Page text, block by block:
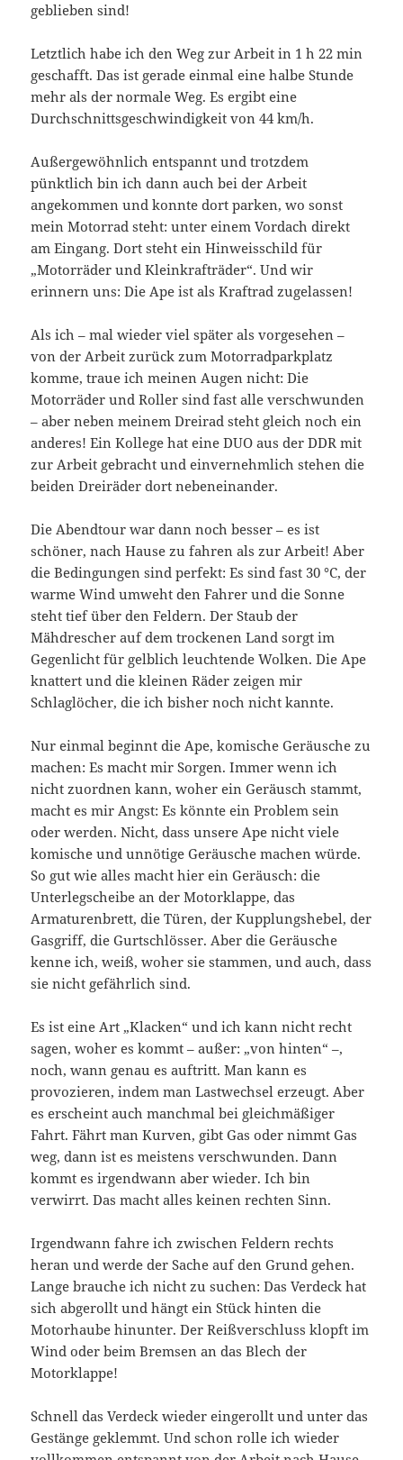
geblieben sind!
Letztlich habe ich den Weg zur Arbeit in 1 h 22 min
geschafft. Das ist gerade einmal eine halbe Stunde
mehr als der normale Weg. Es ergibt eine
Durchschnittsgeschwindigkeit von 44 km/h.
Außergewöhnlich entspannt und trotzdem
pünktlich bin ich dann auch bei der Arbeit
angekommen und konnte dort parken, wo sonst
mein Motorrad steht: unter einem Vordach direkt
am Eingang. Dort steht ein Hinweisschild für
„Motorräder und Kleinkrafträder“. Und wir
erinnern uns: Die Ape ist als Kraftrad zugelassen!
Als ich – mal wieder viel später als vorgesehen –
von der Arbeit zurück zum Motorradparkplatz
komme, traue ich meinen Augen nicht: Die
Motorräder und Roller sind fast alle verschwunden
– aber neben meinem Dreirad steht gleich noch ein
anderes! Ein Kollege hat eine DUO aus der DDR mit
zur Arbeit gebracht und einvernehmlich stehen die
beiden Dreiräder dort nebeneinander.
Die Abendtour war dann noch besser – es ist
schöner, nach Hause zu fahren als zur Arbeit! Aber
die Bedingungen sind perfekt: Es sind fast 30 °C, der
warme Wind umweht den Fahrer und die Sonne
steht tief über den Feldern. Der Staub der
Mähdrescher auf dem trockenen Land sorgt im
Gegenlicht für gelblich leuchtende Wolken. Die Ape
knattert und die kleinen Räder zeigen mir
Schlaglöcher, die ich bisher noch nicht kannte.
Nur einmal beginnt die Ape, komische Geräusche zu
machen: Es macht mir Sorgen. Immer wenn ich
nicht zuordnen kann, woher ein Geräusch stammt,
macht es mir Angst: Es könnte ein Problem sein
oder werden. Nicht, dass unsere Ape nicht viele
komische und unnötige Geräusche machen würde.
So gut wie alles macht hier ein Geräusch: die
Unterlegscheibe an der Motorklappe, das
Armaturenbrett, die Türen, der Kupplungshebel, der
Gasgriff, die Gurtschlösser. Aber die Geräusche
kenne ich, weiß, woher sie stammen, und auch, dass
sie nicht gefährlich sind.
Es ist eine Art „Klacken“ und ich kann nicht recht
sagen, woher es kommt – außer: „von hinten“ –,
noch, wann genau es auftritt. Man kann es
provozieren, indem man Lastwechsel erzeugt. Aber
es erscheint auch manchmal bei gleichmäßiger
Fahrt. Fährt man Kurven, gibt Gas oder nimmt Gas
weg, dann ist es meistens verschwunden. Dann
kommt es irgendwann aber wieder. Ich bin
verwirrt. Das macht alles keinen rechten Sinn.
Irgendwann fahre ich zwischen Feldern rechts
heran und werde der Sache auf den Grund gehen.
Lange brauche ich nicht zu suchen: Das Verdeck hat
sich abgerollt und hängt ein Stück hinten die
Motorhaube hinunter. Der Reißverschluss klopft im
Wind oder beim Bremsen an das Blech der
Motorklappe!
Schnell das Verdeck wieder eingerollt und unter das
Gestänge geklemmt. Und schon rolle ich wieder